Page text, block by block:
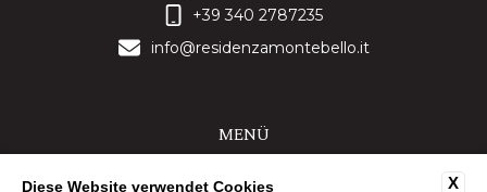
+39 340 2787235
info@residenzamontebello.it
MENÜ
KONTAKTE X
Diese Website verwendet Cookies